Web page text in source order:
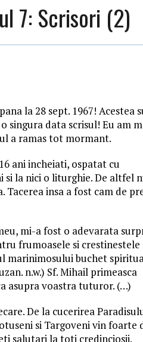
7: Scrisori (2)
la 28 sept. 1967! Acestea
singura data scrisul! Eu am
a ramas tot mormant.
ani incheiati, ospatat cu
si la nici o liturghie. De altfel
insa a fost cam de
mi-a fost o adevarata
frumoasele si crestinestele
marinimosului buchet
n.w.) Sf. Mihail primeasca
asupra voastra tuturor. (…)
De la cucerirea
si Targoveni vin foarte
salutari la toti credinciosii.